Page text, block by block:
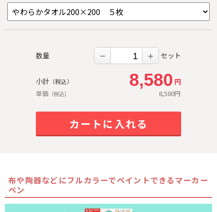
布や陶器などにフルカラーでペイントできるマーカー
ペン
数量 － ＋ セット
小計 （税込） 8,580 円
単価 （税込） 8,580円
カートに入れる